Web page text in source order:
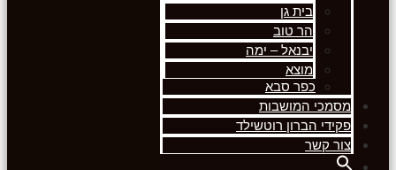
בית גן
הר טוב
יבנאל – ימה
מוצא
כפר סבא
מסמכי המושבות
פקידי הברון רוטשילד
צור קשר